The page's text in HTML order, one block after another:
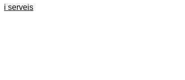
i serveis